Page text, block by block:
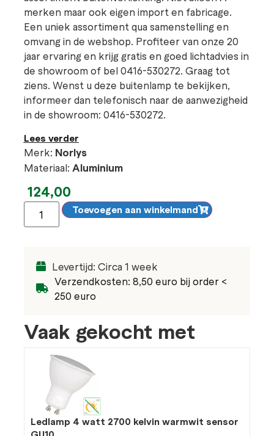
merken maar ook eigen import en fabricage.
Een uniek assortiment qua samenstelling en
omvang in de webshop. Profiteer van onze 20
jaar ervaring en krijg gratis en goed lichtadvies in
de showroom of bel 0416-530272. Graag tot
ziens. Wenst u deze buitenlamp te bekijken,
informeer dan telefonisch naar de aanwezigheid
in de showroom: 0416-530272.
Lees verder
Merk: Norlys
Materiaal: Aluminium
124,00
Toevoegen aan winkelmand
Levertijd: Circa 1 week
Verzendkosten: 8,50 euro bij order <
250 euro
Vaak gekocht met
Ledlamp 4 watt 2700 kelvin warmwit sensor